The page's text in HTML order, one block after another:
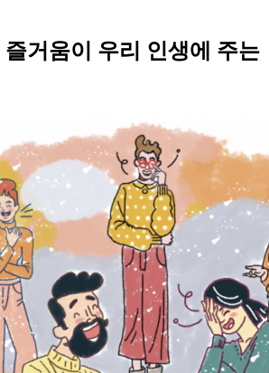
거움이 우리 인생에 주는